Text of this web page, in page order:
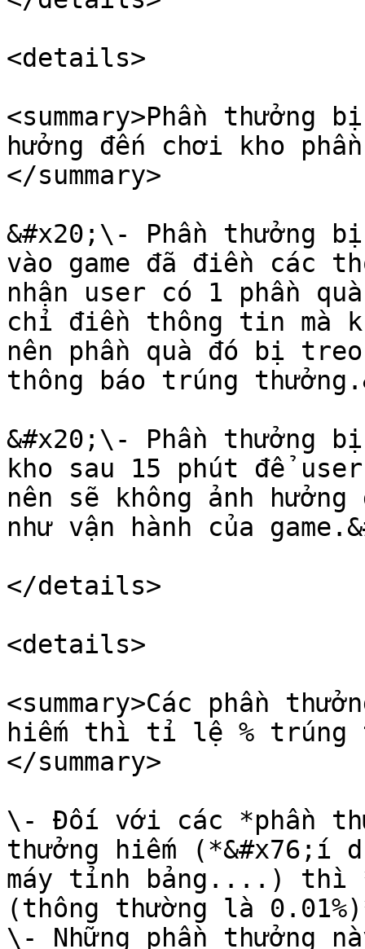
<details>
<summary>Phần
hưởng đến chơi kho
</summary>
&#x20;\- Phần thưởng
vào game đã điền các
nhận user có 1 phần
chỉ điền thông tin mà
nên phần quà đó bị
thông báo trúng
&#x20;\- Phần thưởng
kho sau 15 phút để
nên sẽ không ảnh
như vận hành của
</details>
<details>
<summary>Các phần
hiếm thì tỉ lệ % trúng
</summary>
\- Đối với các *phần
thưởng hiếm
máy tỉnh bảng....)
(thông thường là
\- Những phần thưởng